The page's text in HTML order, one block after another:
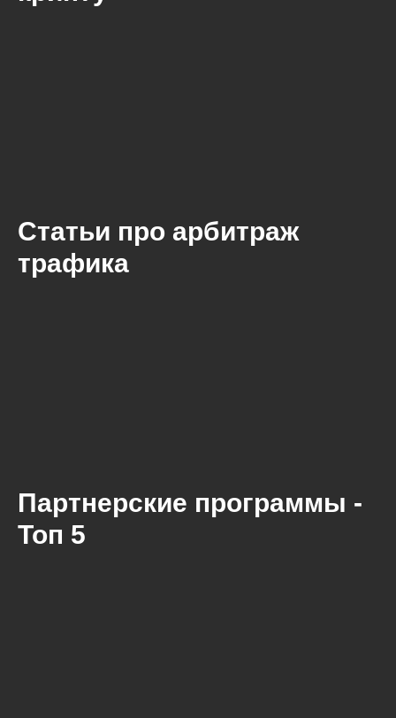
Статьи про арбитраж
трафика
Партнерские программы -
Топ 5